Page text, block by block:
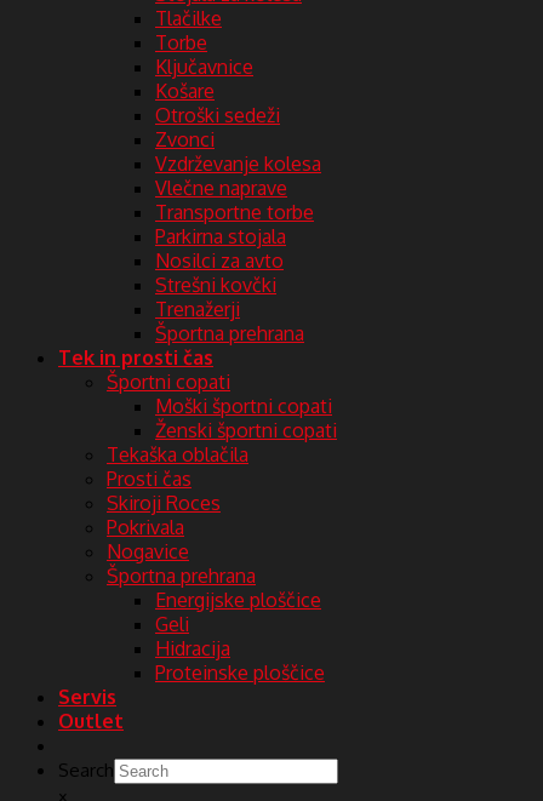
Tlačilke
Torbe
Ključavnice
Košare
Otroški sedeži
Zvonci
Vzdrževanje kolesa
Vlečne naprave
Transportne torbe
Parkirna stojala
Nosilci za avto
Strešni kovčki
Trenažerji
Športna prehrana
Tek in prosti čas
Športni copati
Moški športni copati
Ženski športni copati
Tekaška oblačila
Prosti čas
Skiroji Roces
Pokrivala
Nogavice
Športna prehrana
Energijske ploščice
Geli
Hidracija
Proteinske ploščice
Servis
Outlet
Search
×